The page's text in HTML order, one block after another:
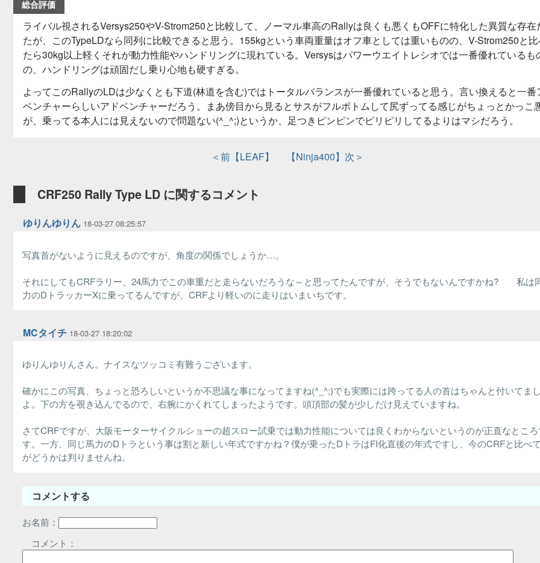
総合評価
ライバル視されるVersys250やV-Strom250と比較して、ノーマル車高のRallyは良くも悪くもOFFに特化した異質な存在
たが、このTypeLDなら同列に比較できると思う。155kgという車両重量はオフ車としては重いものの、V-Strom250と
たら30kg以上軽くそれが動力性能やハンドリングに現れている。Versysはパワーウエイトレシオでは一番優れているも
の、ハンドリングは頑固だし乗り心地も硬すぎる。
よってこのRallyのLDは少なくとも下道(林道を含む)ではトータルバランスが一番優れていると思う。言い換えると一番
ベンチャーらしいアドベンチャーだろう。まあ傍目から見るとサスがフルボトムして尻ずってる感じがちょっとかっこ
が、乗ってる本人には見えないので問題ない(^_^;)というか、足つきピンピンでピリピリしてるよりはマシだろう。
＜前【LEAF】 【Ninja400】次＞
CRF250 Rally Type LD に関するコメント
ゆりんゆりん 18-03-27 08:25:57
写真首がないように見えるのですが、角度の関係でしょうか…。
それにしてもCRFラリー、24馬力でこの車重だと走らないだろうな～と思ってたんですが、そうでもないんですかね? 私は
力のDトラッカーXに乗ってるんですが、CRFより軽いのに走りはいまいちです。
MCタイチ 18-03-27 18:20:02
ゆりんゆりんさん。ナイスなツッコミ有難うございます。
確かにこの写真、ちょっと恐ろしいというか不思議な事になってますね(^_^;)でも実際には跨ってる人の首はちゃんと付いてま
よ。下の方を覗き込んでるので、右腕にかくれてしまったようです。頭頂部の髪が少しだけ見えていますね。
さてCRFですが、大阪モーターサイクルショーの超スロー試乗では動力性能については良くわからないというのが正直なとこ
す。一方、同じ馬力のDトラという事は割と新しい年式ですかね？僕が乗ったDトラはFI化直後の年式ですし、今のCRFと比べ
がどうかは判りませんね。
コメントする
お名前：
コメント：